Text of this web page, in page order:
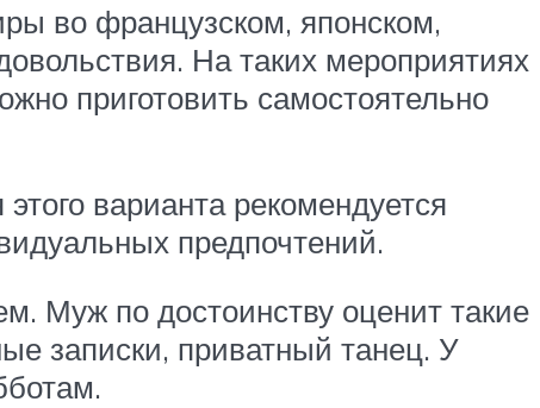
во французском, японском,
На таких мероприятиях
приготовить самостоятельно
варианта рекомендуется
предпочтений.
Муж по достоинству оценит такие
записки, приватный танец. У